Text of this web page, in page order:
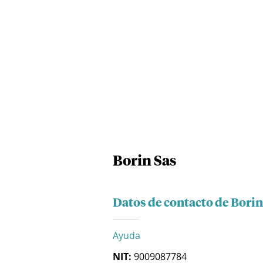
Borin Sas
Datos de contacto de Borin
Ayuda
NIT: 9009087784